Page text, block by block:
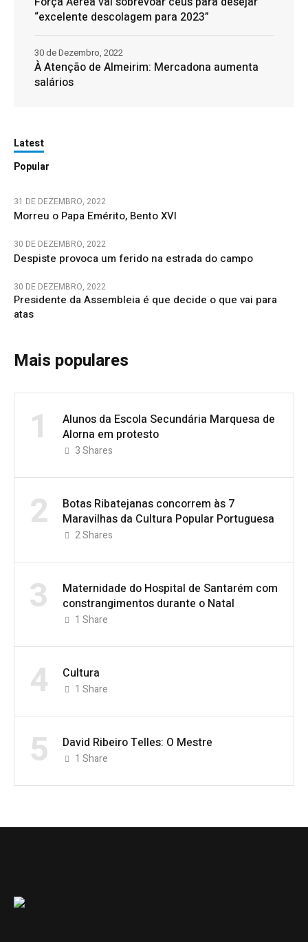
“excelente descolagem para 2023”
À Atenção de Almeirim: Mercadona aumenta
salários
30 de Dezembro, 2022
Latest
Popular
31 DE DEZEMBRO, 2022
Morreu o Papa Emérito, Bento XVI
30 DE DEZEMBRO, 2022
Despiste provoca um ferido na estrada do campo
30 DE DEZEMBRO, 2022
Presidente da Assembleia é que decide o que vai para
atas
Mais populares
1
Alunos da Escola Secundária Marquesa de
Alorna em protesto
3Shares
2
Botas Ribatejanas concorrem às 7
Maravilhas da Cultura Popular Portuguesa
2Shares
3
Maternidade do Hospital de Santarém com
constrangimentos durante o Natal
1 Share
4 Cultura
1 Share
5 David Ribeiro Telles: O Mestre
1 Share